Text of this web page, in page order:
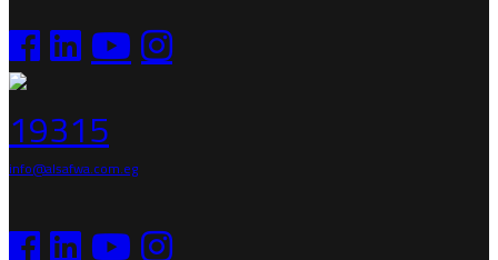
19315
info@alsafwa.com.eg